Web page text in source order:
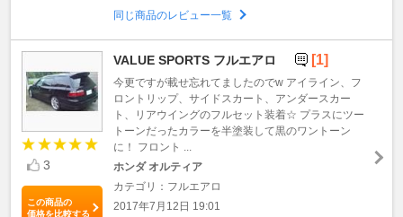
同じ商品のレビュー一覧
3
この商品の
価格を比較する
VALUE SPORTS フルエアロ [1]
今更ですが載せ忘れてましたのでw アイライン、フ
ロントリップ、サイドスカート、アンダースカー
ト、リアウイングのフルセット装着☆ プラスにツー
トーンだったカラーを半塗装して黒のワントーン
に！ フロント ...
ホンダ オルティア
カテゴリ：フルエアロ
2017年7月12日 19:01